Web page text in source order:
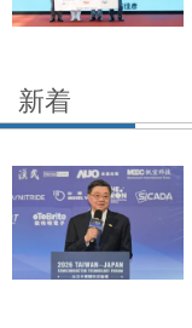
新着